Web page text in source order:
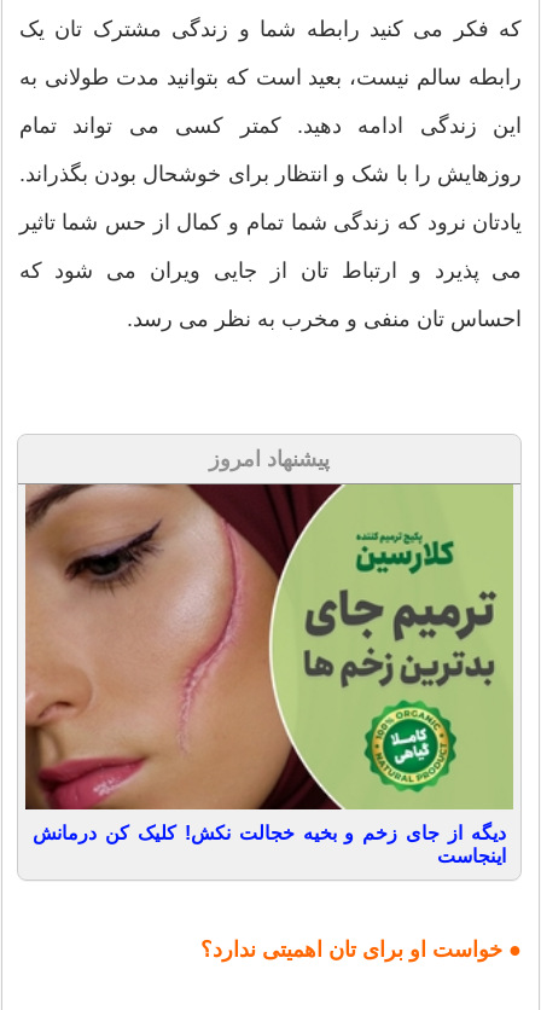
که فکر می کنید رابطه شما و زندگی مشترک تان یک
رابطه سالم نیست، بعید است که بتوانید مدت طولانی به
این زندگی ادامه دهید. کمتر کسی می تواند تمام
روزهایش را با شک و انتظار برای خوشحال بودن بگذراند.
یادتان نرود که زندگی شما تمام و کمال از حس شما تاثیر
می پذیرد و ارتباط تان از جایی ویران می شود که
احساس تان منفی و مخرب به نظر می رسد.
پیشنهاد امروز
دیگه از جای زخم و بخیه خجالت نکش! کلیک کن درمانش
اینجاست
● خواست او برای تان اهمیتی ندارد؟